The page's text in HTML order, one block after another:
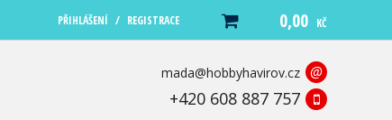
PŘIHLÁŠENÍ / REGISTRACE 0,00 KČ
mada@hobbyhavirov.cz @
+420 608 887 757